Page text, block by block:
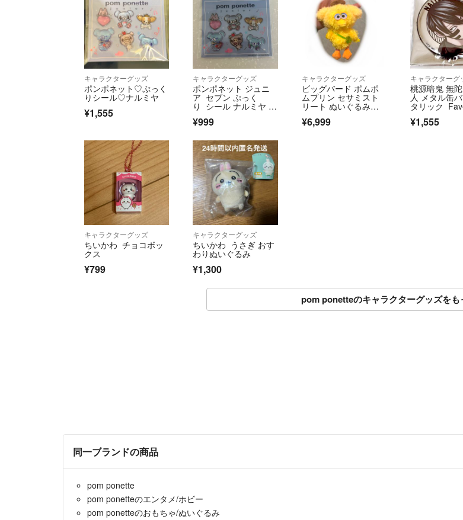
キャラクターグッズ
ポンポネット♡ぷっく
りシール♡ナルミヤ
¥1,555
キャラクターグッズ
ポンポネット ジュニ
ア セブン ぷっく
り シール ナルミヤ N
¥999
キャラクターグッズ
ビッグバード ポムポ
ムプリン セサミスト
リート ぬいぐるみチ
¥6,999
キャラクターグ
桃源暗鬼 無
人 メタル缶
タリック
¥1,555
キャラクターグッズ
ちいかわ チョコボッ
クス
¥799
キャラクターグッズ
ちいかわ うさぎ おす
わりぬいぐるみ
¥1,300
pom ponetteのキャラクターグッズをも
同一ブランドの商品
pom ponette
pom ponetteのエンタメ/ホビー
pom ponetteのおもちゃ/ぬいぐるみ